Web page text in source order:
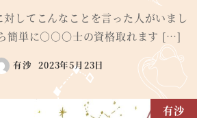
してこんなことを言った人がいまし
簡単に○○〇士の資格取れます […]
有沙 2023年5月23日
有沙